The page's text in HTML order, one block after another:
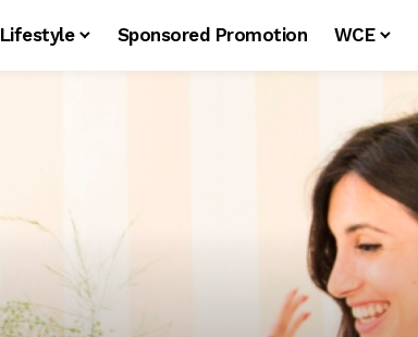
Lifestyle Sponsored Promotion WCE